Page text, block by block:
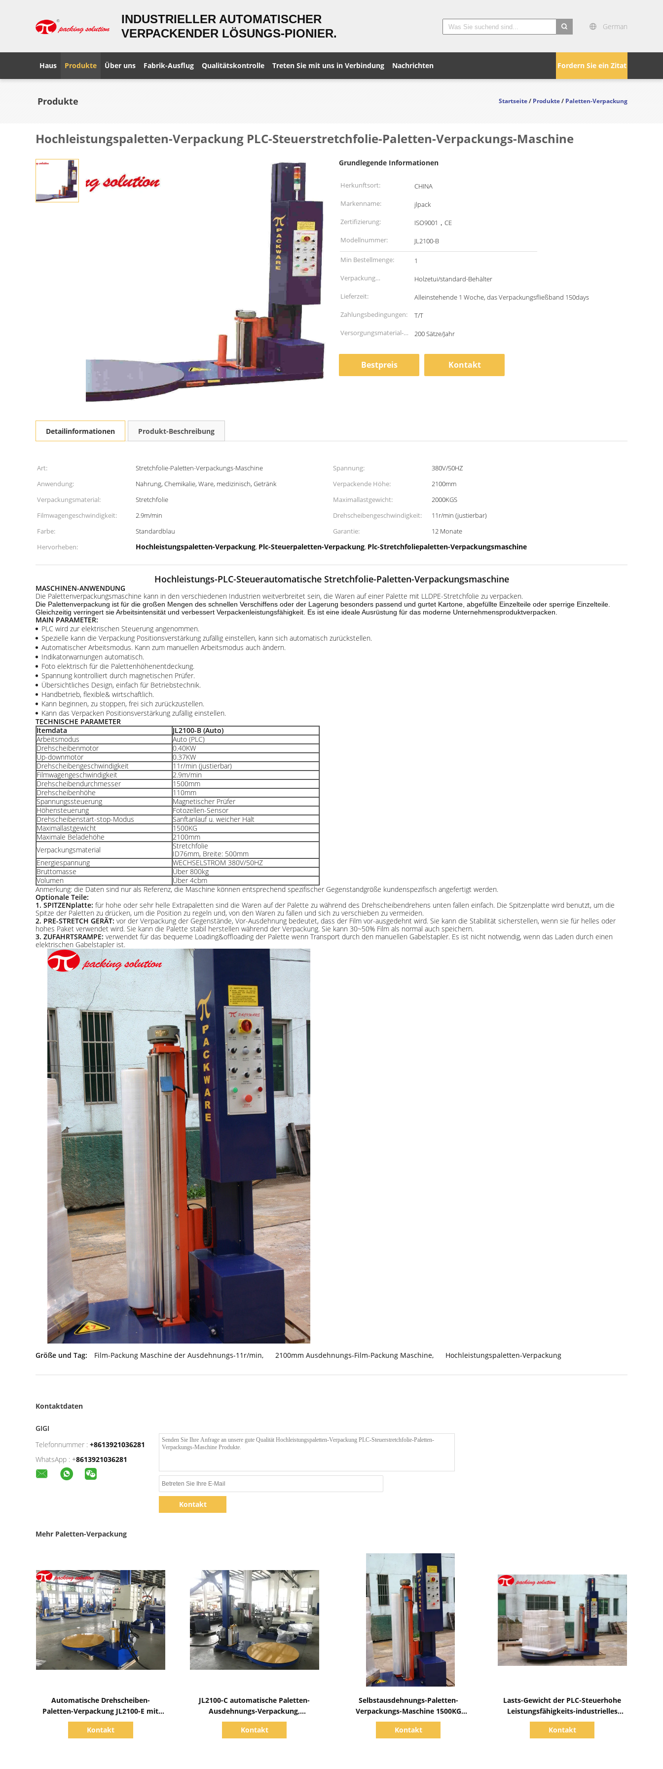
INDUSTRIELLER AUTOMATISCHER
VERPACKENDER LÖSUNGS-PIONIER.
German
Fordern Sie ein Zitat
Haus Produkte Über uns Fabrik-Ausflug Qualitätskontrolle Treten Sie mit uns in Verbindung Nachrichten
Produkte Startseite/Produkte/Paletten-Verpackung
Hochleistungspaletten-Verpackung PLC-Steuerstretchfolie-Paletten-Verpackungs-Maschine
Grundlegende Informationen
Herkunftsort:
CHINA
Markenname:
jlpack
Zertifizierung:
ISO9001，CE
Modellnummer:
JL2100-B
Min Bestellmenge:
1
Verpackung
Informationen:
Holzetui/standard-Behälter
Lieferzeit:
Alleinstehende 1 Woche, das Verpackungsfließband 150days
Zahlungsbedingungen:
T/T
Versorgungsmaterial-
200 Sätze/Jahr
Bestpreis Kontakt
Detailinformationen Produkt-Beschreibung
Art: Stretchfolie-Paletten-Verpackungs-Maschine Spannung:
380V/50HZ
Anwendung:
Nahrung, Chemikalie, Ware, medizinisch, Getränk Verpackende Höhe:
2100mm
Verpackungsmaterial:
Stretchfolie Maximallastgewicht:
2000KGS
Filmwagengeschwindigkeit:
2.9m/min Drehscheibengeschwindigkeit:
11r/min (justierbar)
Farbe:
Standardblau Garantie:
12 Monate
Hervorheben:
Hochleistungspaletten-Verpackung, Plc-Steuerpaletten-Verpackung, Plc-Stretchfoliepaletten-Verpackungsmaschine
Hochleistungs-PLC-Steuerautomatische Stretchfolie-Paletten-Verpackungsmaschine
MASCHINEN-ANWENDUNG
Die Palettenverpackungsmaschine kann in den verschiedenen Industrien weitverbreitet sein, die Waren auf einer Palette mit LLDPE-Stretchfolie zu verpacken.
Die Palettenverpackung ist für die großen Mengen des schnellen Verschiffens oder der Lagerung besonders passend und gurtet Kartone, abgefüllte Einzelteile oder sperrige Einzelteile.
Gleichzeitig verringert sie Arbeitsintensität und verbessert Verpackenleistungsfähigkeit. Es ist eine ideale Ausrüstung für das moderne Unternehmensproduktverpacken.
MAIN PARAMETER:
PLC wird zur elektrischen Steuerung angenommen.
Spezielle kann die Verpackung Positionsverstärkung zufällig einstellen, kann sich automatisch zurückstellen.
Automatischer Arbeitsmodus. Kann zum manuellen Arbeitsmodus auch ändern.
Indikatorwarnungen automatisch.
Foto elektrisch für die Palettenhöhenentdeckung.
Spannung kontrolliert durch magnetischen Prüfer.
Übersichtliches Design, einfach für Betriebstechnik.
Handbetrieb, flexible& wirtschaftlich.
Kann beginnen, zu stoppen, frei sich zurückzustellen.
Kann das Verpacken Positionsverstärkung zufällig einstellen.
TECHNISCHE PARAMETER
Itemdata
JL2100-B (Auto)
Arbeitsmodus
Auto (PLC)
Drehscheibenmotor
0.40KW
Up-downmotor
0.37KW
Drehscheibengeschwindigkeit
11r/min (justierbar)
Filmwagengeschwindigkeit
2.9m/min
Drehscheibendurchmesser
1500mm
Drehscheibenhöhe
110mm
Spannungssteuerung
Magnetischer Prüfer
Höhensteuerung
Fotozellen-Sensor
Drehscheibenstart-stop-Modus
Sanftanlauf u. weicher Halt
Maximallastgewicht
1500KG
Maximale Beladehöhe
2100mm
Verpackungsmaterial
Stretchfolie
ID76mm, Breite: 500mm
Energiespannung
WECHSELSTROM 380V/50HZ
Bruttomasse
Über 800kg
Volumen
Über 4cbm
Anmerkung: die Daten sind nur als Referenz, die Maschine können entsprechend spezifischer Gegenstandgröße kundenspezifisch angefertigt werden.
Optionale Teile:
1. SPITZENplatte: für hohe oder sehr helle Extrapaletten sind die Waren auf der Palette zu während des Drehscheibendrehens unten fallen einfach. Die Spitzenplatte wird benutzt, um die
Spitze der Paletten zu drücken, um die Position zu regeln und, von den Waren zu fallen und sich zu verschieben zu vermeiden.
2. PRE-STRETCH GERÄT: vor der Verpackung der Gegenstände, Vor-Ausdehnung bedeutet, dass der Film vor-ausgedehnt wird. Sie kann die Stabilität sicherstellen, wenn sie für helles oder
hohes Paket verwendet wird. Sie kann die Palette stabil herstellen während der Verpackung. Sie kann 30~50% Film als normal auch speichern.
3. ZUFAHRTSRAMPE: verwendet für das bequeme Loading&offloading der Palette wenn Transport durch den manuellen Gabelstapler. Es ist nicht notwendig, wenn das Laden durch einen
elektrischen Gabelstapler ist.
Größe und Tag: Film-Packung Maschine der Ausdehnungs-11r/min, 2100mm Ausdehnungs-Film-Packung Maschine, Hochleistungspaletten-Verpackung
Kontaktdaten
GIGI
Telefonnummer : +8613921036281
WhatsApp : +8613921036281
Kontakt
Mehr Paletten-Verpackung
Automatische Drehscheiben-
Paletten-Verpackung JL2100-E mit
explosionssicherem breiterem Film-
Wagen des Gerät-1200mm
Kontakt
JL2100-C automatische Paletten-
Ausdehnungs-Verpackung,
Stretchfolie-Paletten-
Verpackmaschine
Kontakt
Selbstausdehnungs-Paletten-
Verpackungs-Maschine 1500KG
elektrische PLC-Steuerung
Kontakt
Lasts-Gewicht der PLC-Steuerhohe
Leistungsfähigkeits-industrielles
Paletten-Verpackungs-Maschinen-
2000KG
Kontakt